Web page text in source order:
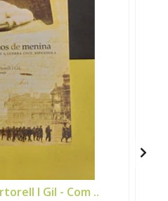
I Gil - Com ..